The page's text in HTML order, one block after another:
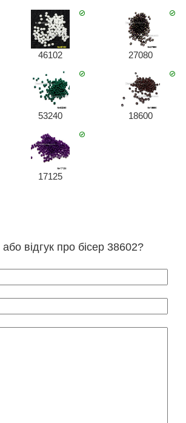
46102 27080
53240 18600
17125
відгук про бісер 38602?